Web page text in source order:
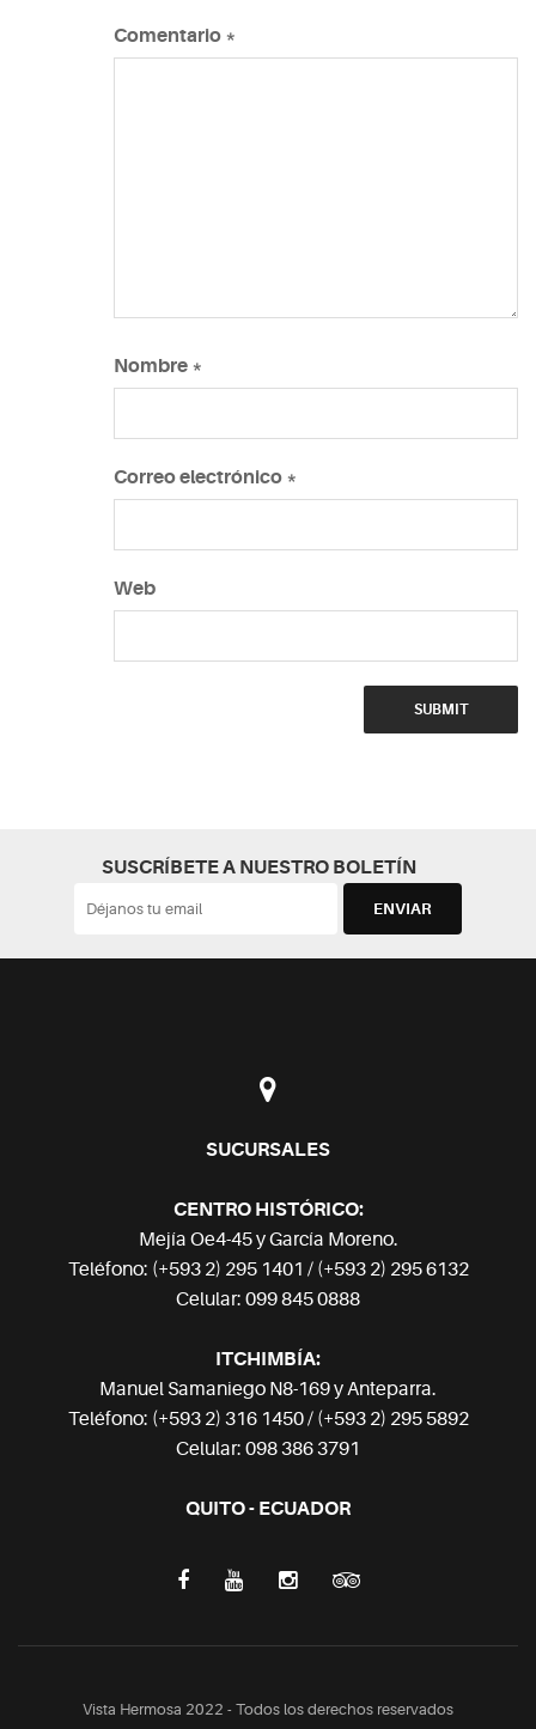
Comentario *
Nombre *
Correo electrónico *
Web
SUSCRÍBETE A NUESTRO BOLETÍN
SUCURSALES
CENTRO HISTÓRICO:
Mejía Oe4-45 y García Moreno.
Teléfono: (+593 2) 295 1401 / (+593 2) 295 6132
Celular: 099 845 0888
ITCHIMBÍA:
Manuel Samaniego N8-169 y Anteparra.
Teléfono: (+593 2) 316 1450 / (+593 2) 295 5892
Celular: 098 386 3791
QUITO - ECUADOR
Vista Hermosa 2022 - Todos los derechos reservados